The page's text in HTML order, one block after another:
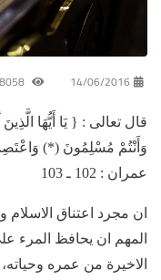
14/06/2016
قال تعالى : { يَا أَيُّهَا الَّذِينَ
وَأَنْتُمْ مُسْلِمُونَ (*)
عمران : 102 ـ 103
ان مجرد اعتناق الاسلام
المهم ان يحافظ المرء
الاخيرة من عمره وحياته،